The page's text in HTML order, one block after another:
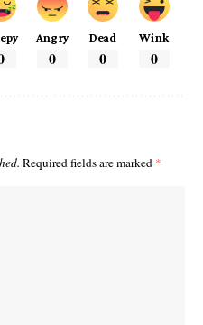
Angry
0
Dead
0
Wink
0
Required fields are marked *